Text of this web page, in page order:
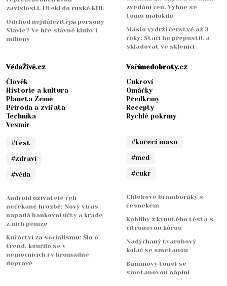
závislosti. Utekl do ruské KHL
Odchod nejdůležitější persony
Slavie? Ve hře slavné kluby i
miliony
zvedání cen. Vyhne se
tomu málokdo
Máslo vydrží čerstvé až 3
roky: Stačí ho přepustit a
skladovat ve sklenici
VědaŽivě.cz
Člověk
Historie a kultura
Planeta Země
Příroda a zvířata
Technika
Vesmír
#test
#zdraví
#věda
Android uživatelé čelí
nečekané hrozbě: Nový virus
napadá bankovní účty a krade
z nich peníze
Kuřáctví za socialismu: Šlo o
trend, kouřilo se v
nemocnicích i v hromadné
dopravě
Vařímedobroty.cz
Cukroví
Omáčky
Předkrmy
Recepty
Rychlé pokrmy
#kuřecí maso
#med
#cukr
Chlebové bramboráky s
česnekem
Koblihy z kynutého těsta s
citronovou kůrou
Nadýchaný tvarohový
koláč se smetanou
Banánový tunel se
smetanovou náplní